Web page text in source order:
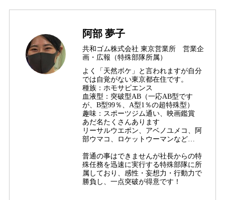
阿部 夢子
共和ゴム株式会社 東京営業所 営業企
画・広報（特殊部隊所属）
よく「天然ボケ」と言われますが自分
では自覚がない東京都在住です。
種族：ホモサピエンス
血液型：突破型AB（一応AB型です
が、B型99％、A型1％の超特殊型）
趣味：スポーツジム通い、映画鑑賞
あだ名たくさんあります
リーサルウエポン、アベノユメコ、阿
部ウマコ、ロケットウーマンなど…
普通の事はできませんが社長からの特
殊任務を迅速に実行する特殊部隊に所
属しており、感性・妄想力・行動力で
勝負し、一点突破が得意です！